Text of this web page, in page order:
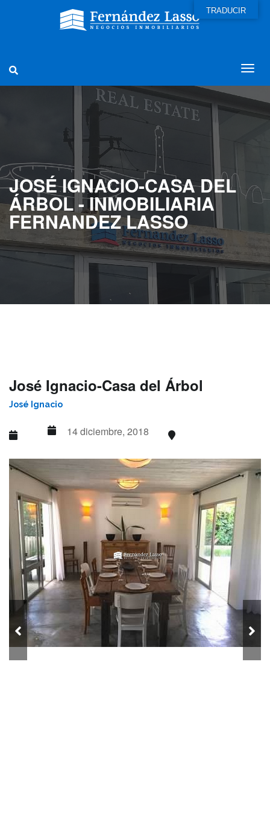
JOSÉ IGNACIO-CASA DEL
ÁRBOL - INMOBILIARIA
FERNANDEZ LASSO
José Ignacio-Casa del Árbol
José Ignacio
14 diciembre, 2018
TRADUCIR